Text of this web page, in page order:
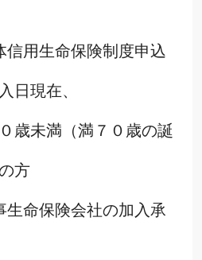
信用生命保険制度申込
日現在、
歳未満（満７０歳の誕
方
生命保険会社の加入承